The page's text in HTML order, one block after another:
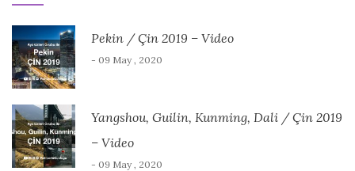
Pekin / Çin 2019 – Video
- 09 May , 2020
Yangshou, Guilin, Kunming, Dali / Çin 2019
– Video
- 09 May , 2020